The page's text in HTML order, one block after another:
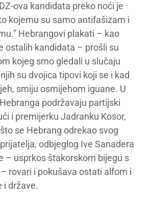
ova kandidata preko noći je
kojemu su samo antifašizam i
Hebrangovi plakati – kao
ostalih kandidata – prošli su
kojeg smo gledali u slučaju
su dvojica tipovi koji se i kad
smiju osmijehom iguane. U
podržavaju partijski
i premijerku Jadranku Kosor,
se Hebrang odrekao svog
odbjeglog Ive Sanadera
– usprkos štakorskom bijegu s
rovari i pokušava ostati alfom i
i države.